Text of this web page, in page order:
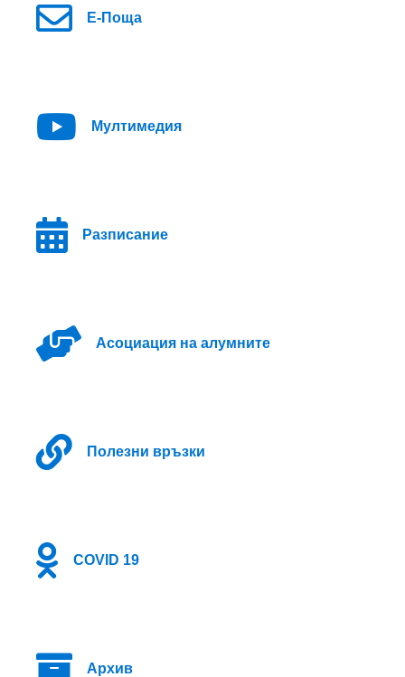
Е-Поща
Мултимедия
Разписание
Асоциация на алумните
Полезни връзки
COVID 19
Архив